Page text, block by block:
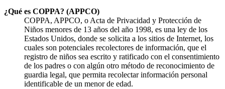
¿Qué es COPPA? (APPCO)
COPPA, APPCO, o Acta de Privacidad y Protección de
Niños menores de 13 años del año 1998, es una ley de los
Estados Unidos, donde se solicita a los sitios de Internet, los
cuales son potenciales recolectores de información, que el
registro de niños sea escrito y ratificado con el consentimiento
de los padres o con algún otro método de reconocimiento de
guardia legal, que permita recolectar información personal
identificable de un menor de edad.